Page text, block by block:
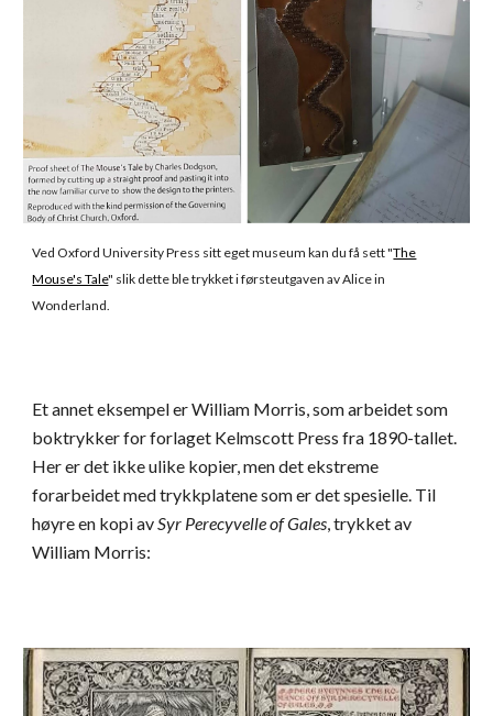
Ved Oxford University Press sitt eget museum kan du få sett "The
Mouse's Tale" slik dette ble trykket i førsteutgaven av Alice in
Wonderland.
Et annet eksempel er William Morris, som arbeidet som
boktrykker for forlaget Kelmscott Press fra 1890-tallet.
Her er det ikke ulike kopier, men det ekstreme
forarbeidet med trykkplatene som er det spesielle. Til
høyre en kopi avSyr Perecyvelle of Gales, trykket av
William Morris: